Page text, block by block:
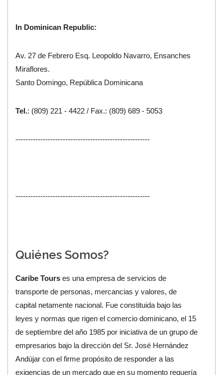
In Dominican Republic:
Av. 27 de Febrero Esq. Leopoldo Navarro, Ensanches
Miraflores.
Santo Domingo, República Dominicana
Tel.: (809) 221 - 4422 / Fax.: (809) 689 - 5053
------------------------------------------------------
------------------------------------------------------
Quiénes Somos?
Caribe Tours es una empresa de servicios de
transporte de personas, mercancias y valores, de
capital netamente nacional. Fue constituida bajo las
leyes y normas que rigen el comercio dominicano, el 15
de septiembre del año 1985 por iniciativa de un grupo de
empresarios bajo la dirección del Sr. José Hernández
Andújar con el firme propósito de responder a las
exigencias de un mercado que en su momento requería